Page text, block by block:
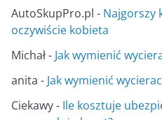
AutoSkupPro.pl - Najgorszy
oczywiście kobieta
Michał- Jak wymienić
anita - Jak wymienić
Ciekawy- Ile kosztuje